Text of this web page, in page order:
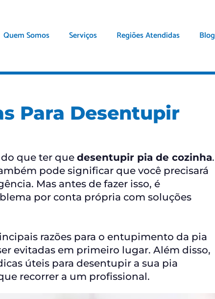
Quem Somos Serviços Regiões Atendidas Blog
Para Desentupir
do que ter quedesentupir pia de cozinha.
pode significar que você precisará
Mas antes de fazer isso, é
por conta própria com soluções
razões para o entupimento da pia
evitadas em primeiro lugar. Além disso,
úteis para desentupir a sua pia
recorrer a um profissional.